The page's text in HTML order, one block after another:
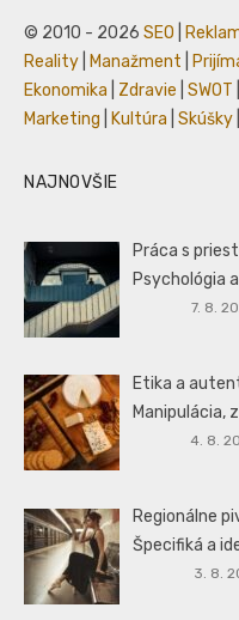
© 2010 - 2026 SEO
Reality
Manažment
Ekonomika
Zdravie SWOT
Marketing
Kultúra Skúšky
NAJNOVŠIE
Práca s
Psychológia
7. 8.
Etika a
Manipulácia,
4. 8.
Regionálne
Špecifiká a
3. 8.